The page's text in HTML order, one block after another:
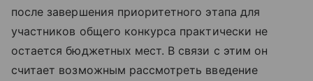
после завершения приоритетного этапа для
участников общего конкурса практически не
остается бюджетных мест. В связи с этим он
считает возможным рассмотреть введение